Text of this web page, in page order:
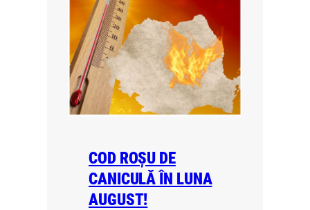
COD ROȘU DE
CANICULĂ ÎN LUNA
AUGUST!